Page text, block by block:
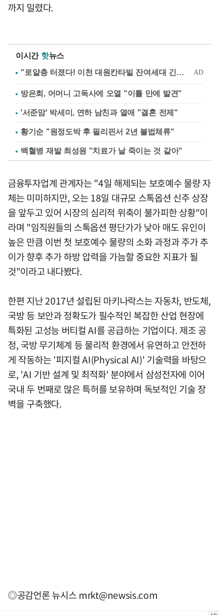
까지 밀렸다.
이시간 핫뉴스
방은희, 어머니 고독사에 오열 "이틀 만에 발견"
'서준맘' 박세미, 연하 남친과 열애 "결혼 전제"
황기순 "원정도박 후 필리핀서 2년 불법체류"
백혈병 재발 최성원 "치료가 날 죽이는 것 같아"
금융투자업계 관계자는 "4일 해제되는 보호예수 물량 자
체는 미미하지만, 오는 18일 대규모 스톡옵션 신주 상장
을 앞두고 있어 시장의 심리적 위축이 불가피한 상황"이
라며 "임직원들의 스톡옵션 평단가가 낮아 매도 유인이
높은 만큼 이번 첫 보호예수 물량의 소화 과정과 주가 추
이가 향후 추가 하방 압력을 가늠할 중요한 지표가 될
것"이라고 내다봤다.
한편 지난 2017년 설립된 마키나락스는 자동차, 반도체,
국방 등 보안과 정확도가 필수적인 복잡한 산업 현장에
특화된 고성능 버티컬 AI를 공급하는 기업이다. 제조 공
정, 국방 무기체계 등 물리적 환경에서 유연하고 안전하
게 작동하는 '피지컬 AI(Physical AI)' 기술력을 바탕으
로, 'AI 기반 설계 및 최적화' 분야에서 삼성전자에 이어
국내 두 번째로 많은 특허를 보유하며 독보적인 기술 장
벽을 구축했다.
◎공감언론 뉴시스mrkt@newsis.com